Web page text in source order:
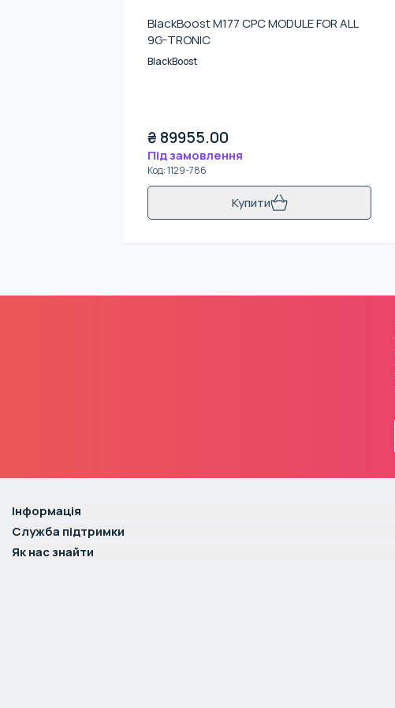
BlackBoost M177 CPC MODULE FOR ALL
9G-TRONIC
BlackBoost
₴ 89955.00
Під замовлення
Код:1129-786
Купити
Інформація
Служба підтримки
Як нас знайти